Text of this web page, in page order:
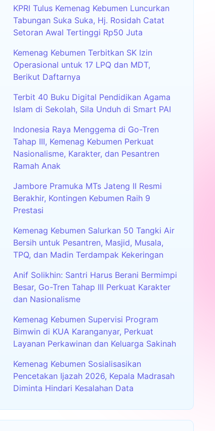
KPRI Tulus Kemenag Kebumen Luncurkan
Tabungan Suka Suka, Hj. Rosidah Catat
Setoran Awal Tertinggi Rp50 Juta
Kemenag Kebumen Terbitkan SK Izin
Operasional untuk 17 LPQ dan MDT,
Berikut Daftarnya
Terbit 40 Buku Digital Pendidikan Agama
Islam di Sekolah, Sila Unduh di Smart PAI
Indonesia Raya Menggema di Go-Tren
Tahap III, Kemenag Kebumen Perkuat
Nasionalisme, Karakter, dan Pesantren
Ramah Anak
Jambore Pramuka MTs Jateng II Resmi
Berakhir, Kontingen Kebumen Raih 9
Prestasi
Kemenag Kebumen Salurkan 50 Tangki Air
Bersih untuk Pesantren, Masjid, Musala,
TPQ, dan Madin Terdampak Kekeringan
Anif Solikhin: Santri Harus Berani Bermimpi
Besar, Go-Tren Tahap III Perkuat Karakter
dan Nasionalisme
Kemenag Kebumen Supervisi Program
Bimwin di KUA Karanganyar, Perkuat
Layanan Perkawinan dan Keluarga Sakinah
Kemenag Kebumen Sosialisasikan
Pencetakan Ijazah 2026, Kepala Madrasah
Diminta Hindari Kesalahan Data